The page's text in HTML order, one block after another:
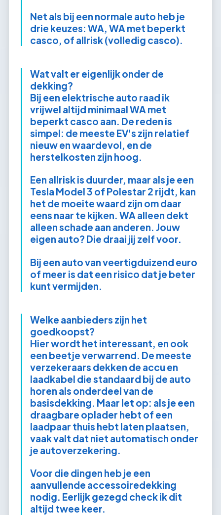
Net als bij een normale auto heb je
drie keuzes: WA, WA met beperkt
casco, of allrisk (volledig casco).
Wat valt er eigenlijk onder de
dekking?
Bij een elektrische auto raad ik
vrijwel altijd minimaal WA met
beperkt casco aan. De reden is
simpel: de meeste EV's zijn relatief
nieuw en waardevol, en de
herstelkosten zijn hoog.
Een allrisk is duurder, maar als je een
Tesla Model 3 of Polestar 2 rijdt, kan
het de moeite waard zijn om daar
eens naar te kijken. WA alleen dekt
alleen schade aan anderen. Jouw
eigen auto? Die draai jij zelf voor.
Bij een auto van veertigduizend euro
of meer is dat een risico dat je beter
kunt vermijden.
Welke aanbieders zijn het
goedkoopst?
Hier wordt het interessant, en ook
een beetje verwarrend. De meeste
verzekeraars dekken de accu en
laadkabel die standaard bij de auto
horen als onderdeel van de
basisdekking. Maar let op: als je een
draagbare oplader hebt of een
laadpaar thuis hebt laten plaatsen,
vaak valt dat niet automatisch onder
je autoverzekering.
Voor die dingen heb je een
aanvullende accessoiredekking
nodig. Eerlijk gezegd check ik dit
altijd twee keer.